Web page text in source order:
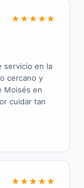
★★★★★
servicio en la
cercano y
Moisés en
cuidar tan
★★★★★